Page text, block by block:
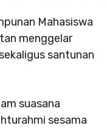
Mahasiswa
menggelar
santunan
suasana
sesama